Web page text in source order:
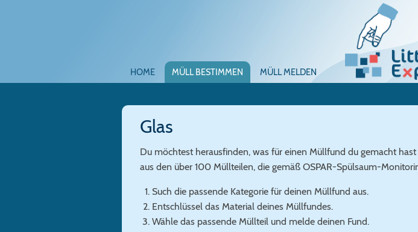
HOME MÜLL BESTIMMEN MÜLL MELDEN
Glas
Du möchtest herausfinden, was für einen Müllfund du gemacht
aus den über 100 Müllteilen, die gemäß OSPAR-Spülsaum-
Such die passende Kategorie für deinen Müllfund aus.
Entschlüssel das Material deines Müllfundes.
Wähle das passende Müllteil und melde deinen Fund.